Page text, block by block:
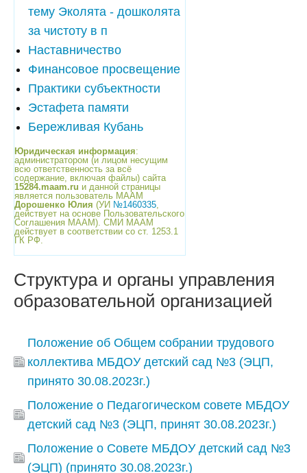
тему Эколята - дошколята
за чистоту в п
Наставничество
Финансовое просвещение
Практики субъектности
Эстафета памяти
Бережливая Кубань
Юридическая информация:
администратором (и лицом несущим
всю ответственность за всё
содержание, включая файлы) сайта
15284.maam.ru и данной страницы
является пользователь МААМ
Дорошенко Юлия (УИ №1460335,
действует на основе Пользовательского
Соглашения МААМ). СМИ МААМ
действует в соответствии со ст. 1253.1
ГК РФ.
Структура и органы управления
образовательной организацией
Положение об Общем собрании трудового
коллектива МБДОУ детский сад №3 (ЭЦП,
принято 30.08.2023г.)
Положение о Педагогическом совете МБДОУ
детский сад №3 (ЭЦП, принят 30.08.2023г.)
Положение о Совете МБДОУ детский сад №3
(ЭЦП) (принято 30.08.2023г.)